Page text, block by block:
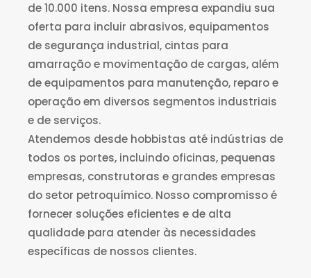
de 10.000 itens. Nossa empresa expandiu sua
oferta para incluir abrasivos, equipamentos
de segurança industrial, cintas para
amarração e movimentação de cargas, além
de equipamentos para manutenção, reparo e
operação em diversos segmentos industriais
e de serviços.
Atendemos desde hobbistas até indústrias de
todos os portes, incluindo oficinas, pequenas
empresas, construtoras e grandes empresas
do setor petroquímico. Nosso compromisso é
fornecer soluções eficientes e de alta
qualidade para atender às necessidades
específicas de nossos clientes.